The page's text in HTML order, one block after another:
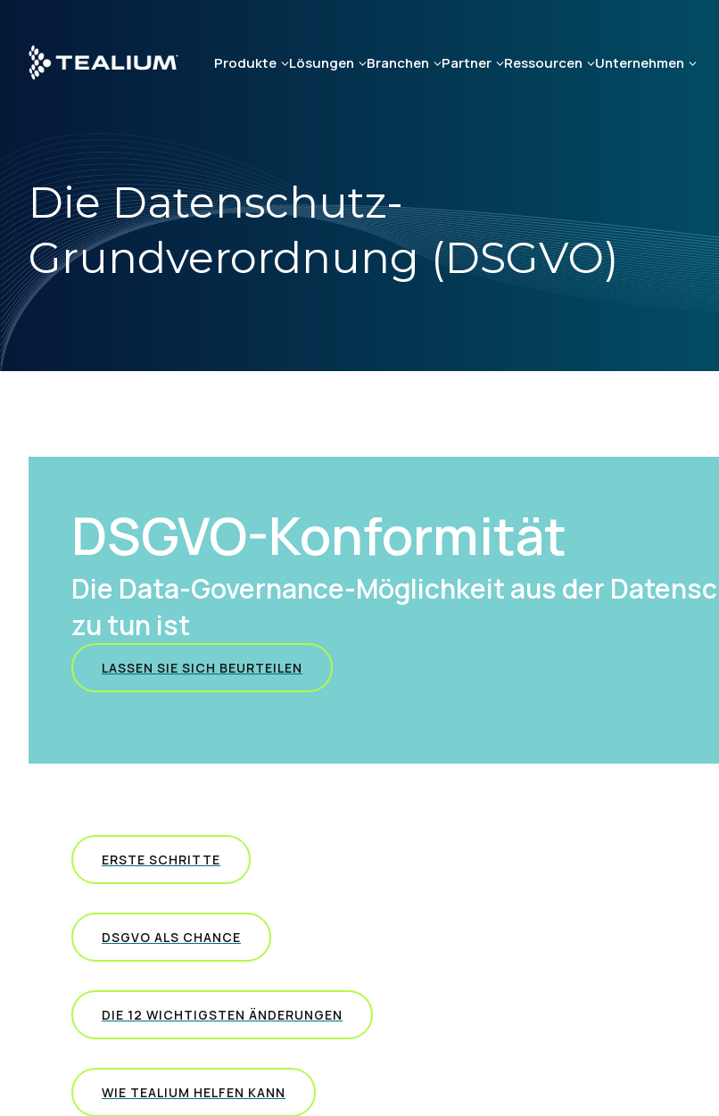
main
content
Produkte Lösungen Branchen Partner Ressourcen Unternehmen
Die Datenschutz-
Grundverordnung (DSGVO)
DSGVO-Konformität
Die Data-Governance-Möglichkeit aus der
zu tun ist
LASSEN SIE SICH BEURTEILEN
ERSTE SCHRITTE
DSGVO ALS CHANCE
DIE 12 WICHTIGSTEN ÄNDERUNGEN
WIE TEALIUM HELFEN KANN